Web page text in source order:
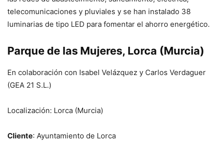
telecomunicaciones y pluviales y se han instalado 38
luminarias de tipo LED para fomentar el ahorro energético.
Parque de las Mujeres, Lorca (Murcia)
En colaboración con Isabel Velázquez y Carlos Verdaguer
(GEA 21 S.L.)
Localización: Lorca (Murcia)
Cliente: Ayuntamiento de Lorca